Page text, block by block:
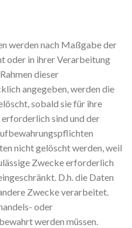
werden nach Maßgabe der
oder in ihrer Verarbeitung
dieser
angegeben, werden die
sobald sie für ihre
sind und der
nicht gelöscht werden, weil
Zwecke erforderlich
D.h. die Daten
Zwecke verarbeitet.
oder
werden müssen.